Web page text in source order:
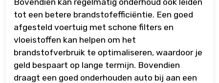
tot een betere brandstofefficiëntie. Een goed
afgesteld voertuig met schone filters en
vloeistoffen kan helpen om het
brandstofverbruik te optimaliseren, waardoor je
geld bespaart op lange termijn. Bovendien
draagt een goed onderhouden auto bij aan een